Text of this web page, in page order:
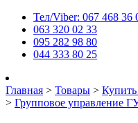
Тел/Viber: 067 468 36
063 320 02 33
095 282 98 80
044 333 80 25
Главная > Товары > Купить
> Групповое управление